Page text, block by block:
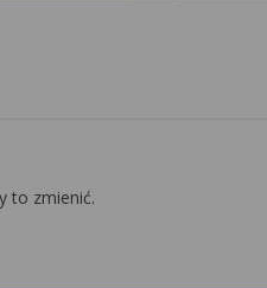
to zmienić.